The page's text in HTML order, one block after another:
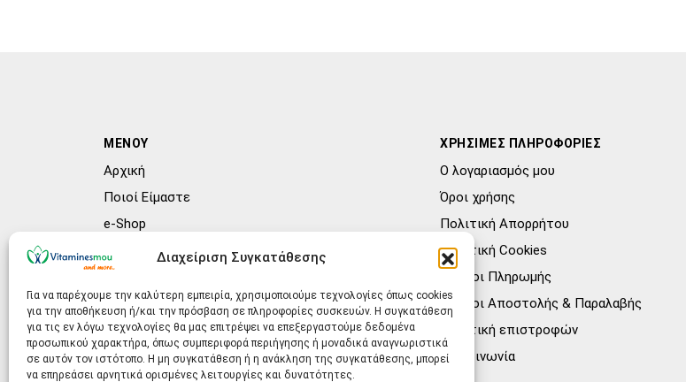
Διαχείριση Συγκατάθεσης
Για να παρέχουμε την καλύτερη εμπειρία, χρησιμοποιούμε τεχνολογίες όπως cookies
για την αποθήκευση ή/και την πρόσβαση σε πληροφορίες συσκευών. Η συγκατάθεση
για τις εν λόγω τεχνολογίες θα μας επιτρέψει να επεξεργαστούμε δεδομένα
προσωπικού χαρακτήρα, όπως συμπεριφορά περιήγησης ή μοναδικά αναγνωριστικά
σε αυτόν τον ιστότοπο. Η μη συγκατάθεση ή η ανάκληση της συγκατάθεσης, μπορεί
να επηρεάσει αρνητικά ορισμένες λειτουργίες και δυνατότητες.
ΜΕΝΟΥ
Αρχική
Ποιοί Είμαστε
e-Shop
Συχνές ερωτήσεις (FAQs)
ΧΡΗΣΙΜΕΣ ΠΛΗΡΟΦΟΡΙΕΣ
Ο λογαριασμός μου
Όροι χρήσης
Πολιτική Απορρήτου
Πολιτική Cookies
Τρόποι Πληρωμής
Τρόποι Αποστολής & Παραλαβής
Πολιτική επιστροφών
Επικοινωνία